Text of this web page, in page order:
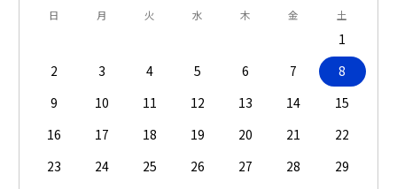
日 月 火 水 木 金 土
1
2
3 4 5 6 7
8
9
10 11 12 13 14
15
16
17 18 19 20 21
22
23
24 25 26 27 28
29